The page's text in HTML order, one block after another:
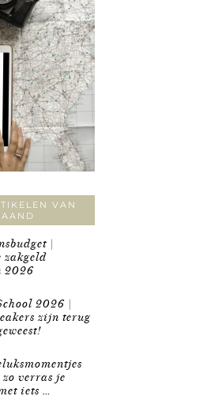
VAN
|
zakgeld
2026
2026 |
zijn terug
verras je
iets …